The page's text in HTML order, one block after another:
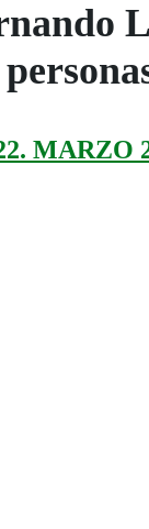
MARZO